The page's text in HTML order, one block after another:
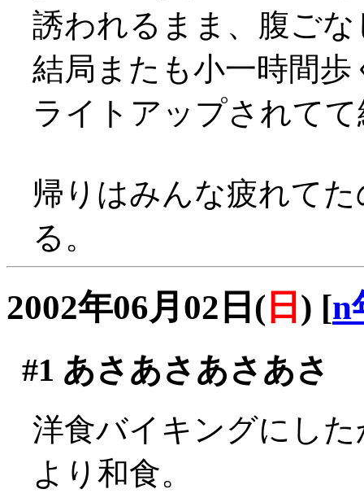
誘われるまま、腹ご
結局またも小一時間歩
ライトアップされて
帰りはみんな疲れて
る。
2002年06月02日( 日 ) [n
#1 あさあさあさあさ
洋食バイキングにし
より和食。